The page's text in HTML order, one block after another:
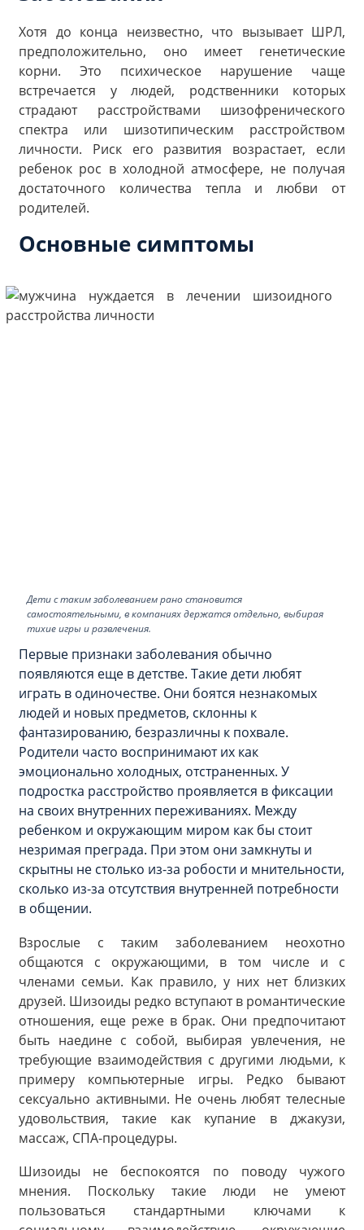
Хотя до конца неизвестно, что вызывает ШРЛ,
предположительно, оно имеет генетические
корни. Это психическое нарушение чаще
встречается у людей, родственники которых
страдают расстройствами шизофренического
спектра или шизотипическим расстройством
личности. Риск его развития возрастает, если
ребенок рос в холодной атмосфере, не получая
достаточного количества тепла и любви от
родителей.
Основные симптомы
Дети с таким заболеванием рано становится
самостоятельными, в компаниях держатся отдельно, выбирая
тихие игры и развлечения.
Первые признаки заболевания обычно
появляются еще в детстве. Такие дети любят
играть в одиночестве. Они боятся незнакомых
людей и новых предметов, склонны к
фантазированию, безразличны к похвале.
Родители часто воспринимают их как
эмоционально холодных, отстраненных. У
подростка расстройство проявляется в фиксации
на своих внутренних переживаниях. Между
ребенком и окружающим миром как бы стоит
незримая преграда. При этом они замкнуты и
скрытны не столько из-за робости и мнительности,
сколько из-за отсутствия внутренней потребности
в общении.
Взрослые с таким заболеванием неохотно
общаются с окружающими, в том числе и с
членами семьи. Как правило, у них нет близких
друзей. Шизоиды редко вступают в романтические
отношения, еще реже в брак. Они предпочитают
быть наедине с собой, выбирая увлечения, не
требующие взаимодействия с другими людьми, к
примеру компьютерные игры. Редко бывают
сексуально активными. Не очень любят телесные
удовольствия, такие как купание в джакузи,
массаж, СПА-процедуры.
Шизоиды не беспокоятся по поводу чужого
мнения. Поскольку такие люди не умеют
пользоваться стандартными ключами к